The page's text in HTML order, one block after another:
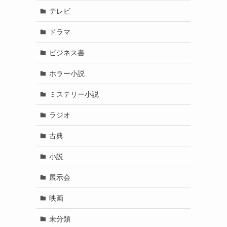
テレビ
ドラマ
ビジネス書
ホラー小説
ミステリー小説
ラジオ
古典
小説
展示会
映画
未分類